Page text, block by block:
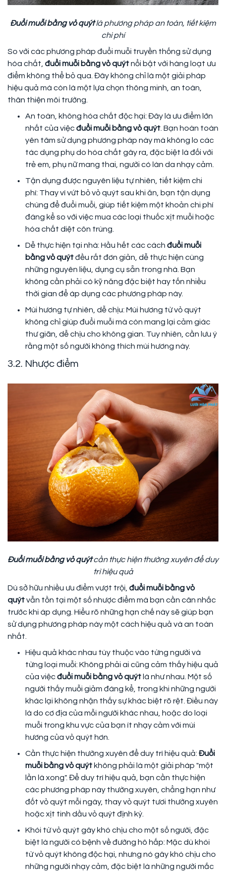
Đuổi muỗi bằng vỏ quýtlà phương pháp an toàn, tiết kiệm
chi phí
So với các phương pháp đuổi muỗi truyền thống sử dụng
hóa chất, đuổi muỗi bằng vỏ quýtnổi bật với hàng loạt ưu
điểm không thể bỏ qua. Đây không chỉ là một giải pháp
hiệu quả mà còn là một lựa chọn thông minh, an toàn,
thân thiện môi trường.
An toàn, không hóa chất độc hại: Đây là ưu điểm lớn
nhất của việcđuổi muỗi bằng vỏ quýt . Bạn hoàn toàn
yên tâm sử dụng phương pháp này mà không lo các
tác dụng phụ do hóa chất gây ra, đặc biệt là đối với
trẻ em, phụ nữ mang thai, người có làn da nhạy cảm.
Tận dụng được nguyên liệu tự nhiên, tiết kiệm chi
phí: Thay vì vứt bỏ vỏ quýt sau khi ăn, bạn tận dụng
chúng để đuổi muỗi, giúp tiết kiệm một khoản chi phí
đáng kể so với việc mua các loại thuốc xịt muỗi hoặc
hóa chất diệt côn trùng.
Dễ thực hiện tại nhà: Hầu hết các cách đuổi muỗi
bằng vỏ quýtđều rất đơn giản, dễ thực hiện cùng
những nguyên liệu, dụng cụ sẵn trong nhà. Bạn
không cần phải có kỹ năng đặc biệt hay tốn nhiều
thời gian để áp dụng các phương pháp này.
Mùi hương tự nhiên, dễ chịu: Mùi hương từ vỏ quýt
không chỉ giúp đuổi muỗi mà còn mang lại cảm giác
thư giãn, dễ chịu cho không gian. Tuy nhiên, cần lưu ý
rằng một số người không thích mùi hương này.
3.2. Nhược điểm
Đuổi muỗi bằng vỏ quýtcần thực hiện thường xuyên để duy
trì hiệu quả
Dù sở hữu nhiều ưu điểm vượt trội, đuổi muỗi bằng vỏ
quýtvẫn tồn tại một số nhược điểm mà bạn cần cân nhắc
trước khi áp dụng. Hiểu rõ những hạn chế này sẽ giúp bạn
sử dụng phương pháp này một cách hiệu quả và an toàn
nhất.
Hiệu quả khác nhau tùy thuộc vào từng người và
từng loại muỗi: Không phải ai cũng cảm thấy hiệu quả
của việcđuổi muỗi bằng vỏ quýt là như nhau. Một số
người thấy muỗi giảm đáng kể, trong khi những người
khác lại không nhận thấy sự khác biệt rõ rệt. Điều này
là do cơ địa của mỗi người khác nhau, hoặc do loại
muỗi trong khu vực của bạn ít nhạy cảm với mùi
hương của vỏ quýt hơn.
Cần thực hiện thường xuyên để duy trì hiệu quả: Đuổi
muỗi bằng vỏ quýt không phải là một giải pháp "một
lần là xong". Để duy trì hiệu quả, bạn cần thực hiện
các phương pháp này thường xuyên, chẳng hạn như
đốt vỏ quýt mỗi ngày, thay vỏ quýt tươi thường xuyên
hoặc xịt tinh dầu vỏ quýt định kỳ.
Khói từ vỏ quýt gây khó chịu cho một số người, đặc
biệt là người có bệnh về đường hô hấp: Mặc dù khói
từ vỏ quýt không độc hại, nhưng nó gây khó chịu cho
những người nhạy cảm, đặc biệt là những người mắc